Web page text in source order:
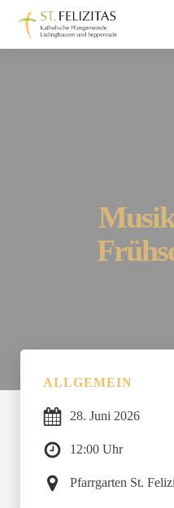
ALLGEMEIN
28. Juni 2026
12:00 Uhr
Pfarrgarten St.